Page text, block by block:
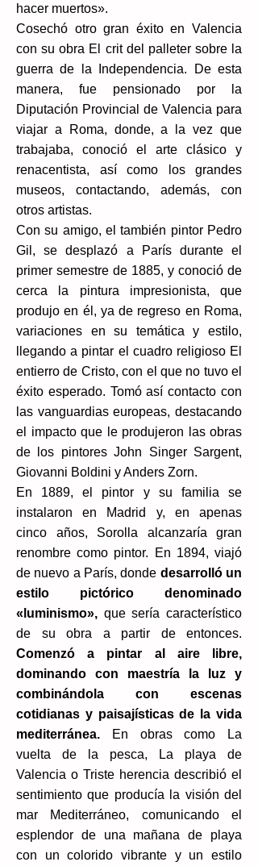
hacer muertos».
Cosechó otro gran éxito en Valencia
con su obra El crit del palleter sobre la
guerra de la Independencia. De esta
manera, fue pensionado por la
Diputación Provincial de Valencia para
viajar a Roma, donde, a la vez que
trabajaba, conoció el arte clásico y
renacentista, así como los grandes
museos, contactando, además, con
otros artistas.
Con su amigo, el también pintor Pedro
Gil, se desplazó a París durante el
primer semestre de 1885, y conoció de
cerca la pintura impresionista, que
produjo en él, ya de regreso en Roma,
variaciones en su temática y estilo,
llegando a pintar el cuadro religioso El
entierro de Cristo, con el que no tuvo el
éxito esperado. Tomó así contacto con
las vanguardias europeas, destacando
el impacto que le produjeron las obras
de los pintores John Singer Sargent,
Giovanni Boldini y Anders Zorn.
En 1889, el pintor y su familia se
instalaron en Madrid y, en apenas
cinco años, Sorolla alcanzaría gran
renombre como pintor. En 1894, viajó
de nuevo a París, donde desarrolló un
estilo pictórico denominado
«luminismo», que sería característico
de su obra a partir de entonces.
Comenzó a pintar al aire libre,
dominando con maestría la luz y
combinándola con escenas
cotidianas y paisajísticas de la vida
mediterránea. En obras como La
vuelta de la pesca, La playa de
Valencia o Triste herencia describió el
sentimiento que producía la visión del
mar Mediterráneo, comunicando el
esplendor de una mañana de playa
con un colorido vibrante y un estilo